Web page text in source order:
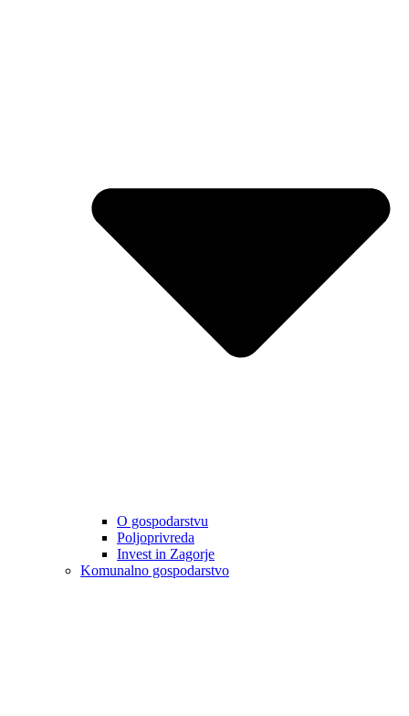
O gospodarstvu
Poljoprivreda
Invest in Zagorje
Komunalno gospodarstvo